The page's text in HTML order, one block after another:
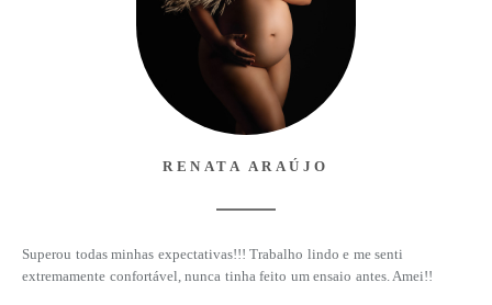
RENATA ARAÚJO
Superou todas minhas expectativas!!! Trabalho lindo e me senti
extremamente confortável, nunca tinha feito um ensaio antes. Amei!!